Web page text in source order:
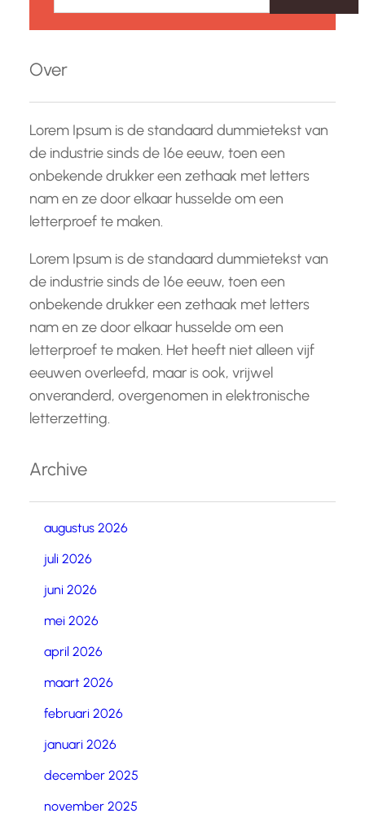
k
n
Over
Lorem Ipsum is de standaard dummietekst van
de industrie sinds de 16e eeuw, toen een
onbekende drukker een zethaak met letters
nam en ze door elkaar husselde om een
letterproef te maken.
Lorem Ipsum is de standaard dummietekst van
de industrie sinds de 16e eeuw, toen een
onbekende drukker een zethaak met letters
nam en ze door elkaar husselde om een
letterproef te maken. Het heeft niet alleen vijf
eeuwen overleefd, maar is ook, vrijwel
onveranderd, overgenomen in elektronische
letterzetting.
Archive
augustus 2026
juli 2026
juni 2026
mei 2026
april 2026
maart 2026
februari 2026
januari 2026
december 2025
november 2025